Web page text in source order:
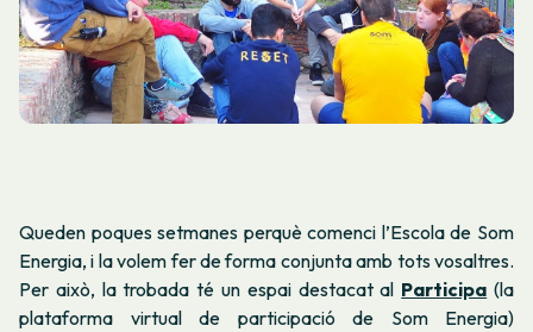
Queden poques setmanes perquè comenci l’Escola de Som
Energia, i la volem fer de forma conjunta amb tots vosaltres.
Per això, la trobada té un espai destacat al Participa (la
plataforma virtual de participació de Som Energia)